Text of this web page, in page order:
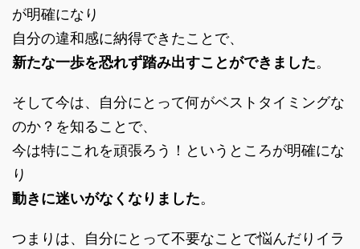
が明確になり
自分の違和感に納得できたことで、
新たな一歩を恐れず踏み出すことができました。
そして今は、自分にとって何がベストタイミングな
のか？を知ることで、
今は特にこれを頑張ろう！というところが明確にな
り
動きに迷いがなくなりました。
つまりは、自分にとって不要なことで悩んだりイラ